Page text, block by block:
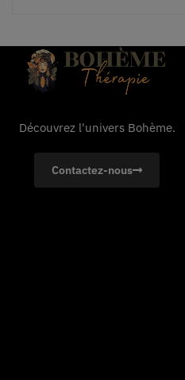
Découvrez l'univers Bohème.
Contactez-nous